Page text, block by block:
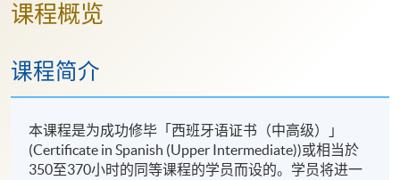
课程概览
课程简介
本课程是为成功修毕「西班牙语证书（中高级）」
(Certificate in Spanish (Upper Intermediate))或相当於
350至370小时的同等课程的学员而设的。学员将进一